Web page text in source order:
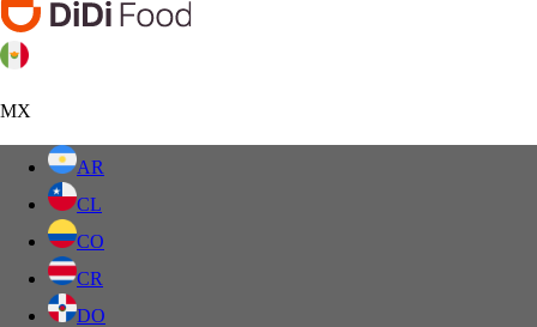
MX
AR
CL
CO
CR
DO